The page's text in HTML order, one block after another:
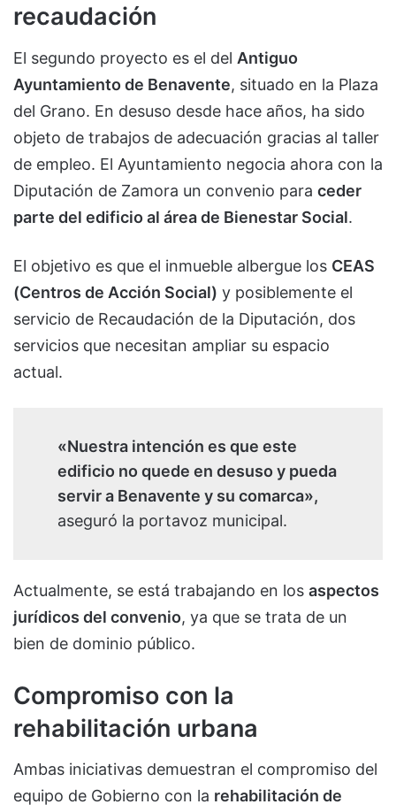
recaudación
El segundo proyecto es el del Antiguo
Ayuntamiento de Benavente, situado en la Plaza
del Grano. En desuso desde hace años, ha sido
objeto de trabajos de adecuación gracias al taller
de empleo. El Ayuntamiento negocia ahora con la
Diputación de Zamora un convenio para ceder
parte del edificio al área de Bienestar Social.
El objetivo es que el inmueble albergue los CEAS
(Centros de Acción Social) y posiblemente el
servicio de Recaudación de la Diputación, dos
servicios que necesitan ampliar su espacio
actual.
«Nuestra intención es que este
edificio no quede en desuso y pueda
servir a Benavente y su comarca»,
aseguró la portavoz municipal.
Actualmente, se está trabajando en los aspectos
jurídicos del convenio, ya que se trata de un
bien de dominio público.
Compromiso con la
rehabilitación urbana
Ambas iniciativas demuestran el compromiso del
equipo de Gobierno con la rehabilitación de